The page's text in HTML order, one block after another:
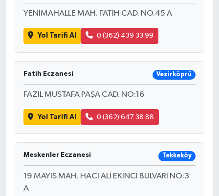
YENİMAHALLE MAH. FATİH CAD. NO.45 A
Yol Tarifi Al 0 (362) 439 33 99
Fatih Eczanesi Vezirköprü
FAZIL MUSTAFA PAŞA CAD. NO:16
Yol Tarifi Al 0 (362) 647 38 88
Meskenler Eczanesi Tekkeköy
19 MAYIS MAH. HACI ALİ EKİNCİ BULVARI NO:3
A